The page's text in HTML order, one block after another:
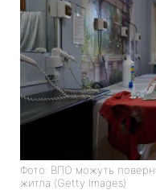
Фото: ВПО можуть
житла (Getty Images)